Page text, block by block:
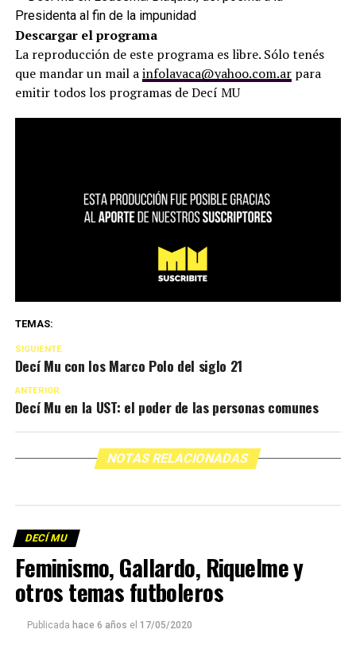
Descargar el programa
La reproducción de este programa es libre. Sólo tenés
que mandar un mail ainfolavaca@yahoo.com.arpara
emitir todos los programas de Decí MU
TEMAS:
SIGUIENTE
Decí Mu con los Marco Polo del siglo 21
ANTERIOR
Decí Mu en la UST: el poder de las personas comunes
NOTAS RELACIONADAS
DECÍ MU
Feminismo, Gallardo, Riquelme y
otros temas futboleros
Publicada hace 6 años el 17/05/2020